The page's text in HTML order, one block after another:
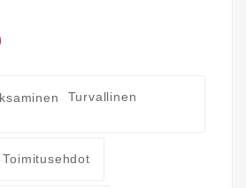
Turvallinen
Toimitusehdot